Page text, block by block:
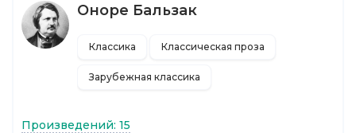
Оноре Бальзак
Классика Классическая проза
Зарубежная классика
Произведений: 15